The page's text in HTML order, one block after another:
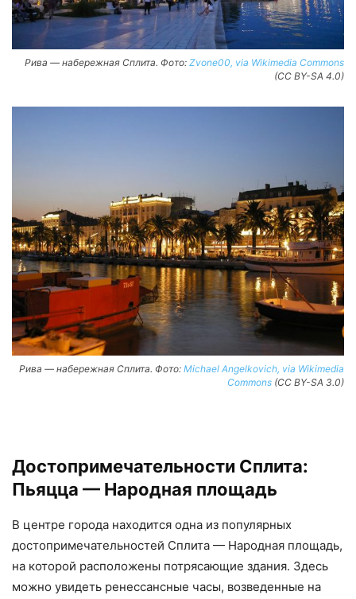
Рива — набережная Сплита. Фото: Zvone00, via Wikimedia Commons
(CC BY-SA 4.0)
Рива — набережная Сплита. Фото: Michael Angelkovich, via Wikimedia
Commons (CC BY-SA 3.0)
Достопримечательности Сплита:
Пьяцца — Народная площадь
В центре города находится одна из популярных
достопримечательностей Сплита — Народная площадь,
на которой расположены потрясающие здания. Здесь
можно увидеть ренессансные часы, возведенные на